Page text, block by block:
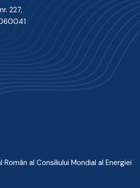
227,
al Consiliului Mondial al Energiei